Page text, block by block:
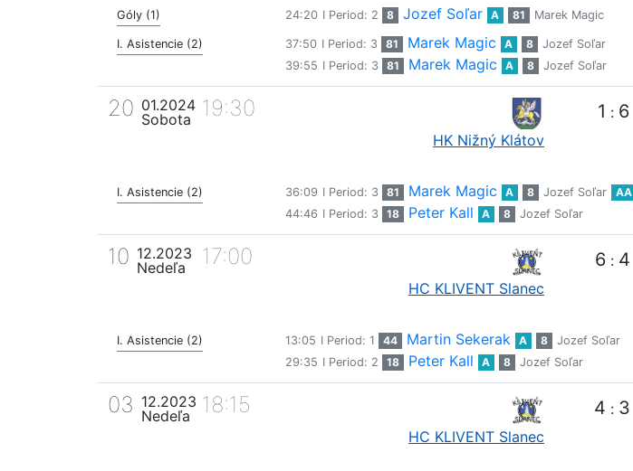
Góly (1) 24:20 I Period: 2 8 Jozef Soľar A 81 Marek Magic
I. Asistencie (2) 37:50 I Period: 3 81 Marek Magic A 8
Jozef Soľar
39:55 I Period: 3 81 Marek Magic A 8 Jozef Soľar
20 01.2024
Sobota
19:30
HK Nižný Klátov
1 : 6
I. Asistencie (2) 36:09 I Period: 3 81 Marek Magic A 8 Jozef Soľar AA
44:46 I Period: 3 18 Peter Kall A 8 Jozef Soľar
10 12.2023
Nedeľa
17:00
HC KLIVENT Slanec
6 : 4
I. Asistencie (2) 13:05 I Period: 1 44 Martin Sekerak A 8
Jozef Soľar
29:35 I Period: 2 18 Peter Kall A 8 Jozef Soľar
03 12.2023
Nedeľa
18:15
HC KLIVENT Slanec
4 : 3